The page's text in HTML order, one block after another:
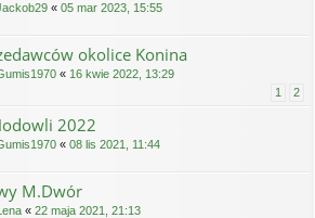
« 05 mar 2023, 15:55
okolice Konina
« 16 kwie 2022, 13:29
1 2
2022
« 08 lis 2021, 11:44
M.Dwór
« 22 maja 2021, 21:13